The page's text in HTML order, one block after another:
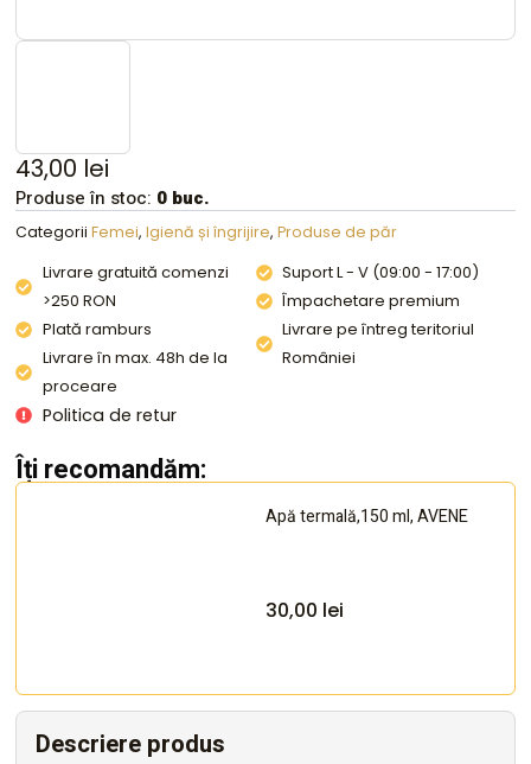
43,00 lei
Produse în stoc: 0 buc.
Categorii Femei,Igienă și îngrijire,Produse de păr
Livrare gratuită comenzi
>250 RON
Plată ramburs
Livrare în max. 48h de la
proceare
Suport L - V (09:00 - 17:00)
Împachetare premium
Livrare pe întreg teritoriul
României
Politica de retur
Îți recomandăm:
Apă termală,150 ml, AVENE
30,00 lei
Descriere produs